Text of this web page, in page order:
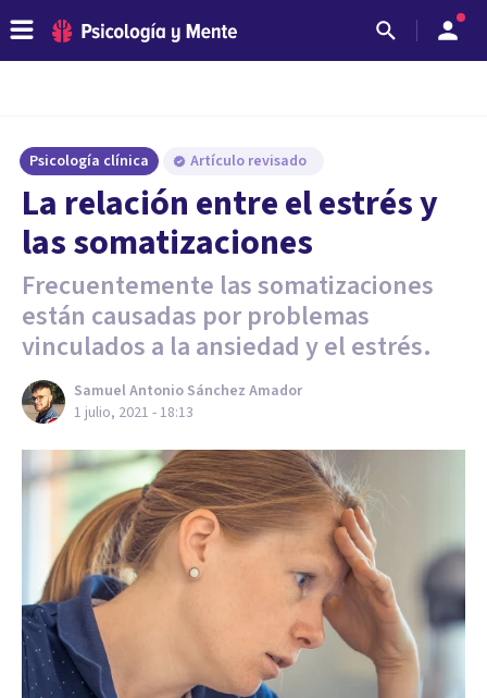
Psicología clínica Artículo revisado
La relación entre el estrés y
las somatizaciones
Frecuentemente las somatizaciones
están causadas por problemas
vinculados a la ansiedad y el estrés.
Samuel Antonio Sánchez Amador
1 julio, 2021 - 18:13